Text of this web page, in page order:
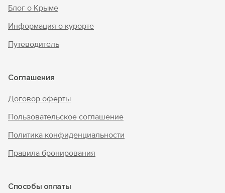
Блог о Крыме
Информация о курорте
Путеводитель
Соглашения
Договор оферты
Пользовательское соглашение
Политика конфиденциальности
Правила бронирования
Способы оплаты